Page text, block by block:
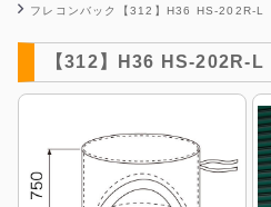
フレコンバック【312】H36 HS-202R-L
【312】H36 HS-202R-L